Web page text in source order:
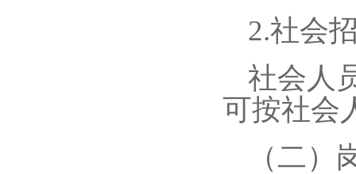
2.社会
社会人
可按社会
（二）